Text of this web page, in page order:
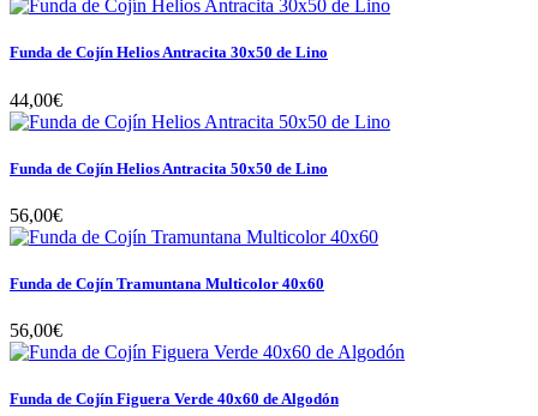
Funda de Cojín Helios Antracita 30x50 de Lino
44,00€
Funda de Cojín Helios Antracita 50x50 de Lino
56,00€
Funda de Cojín Tramuntana Multicolor 40x60
56,00€
Funda de Cojín Figuera Verde 40x60 de Algodón